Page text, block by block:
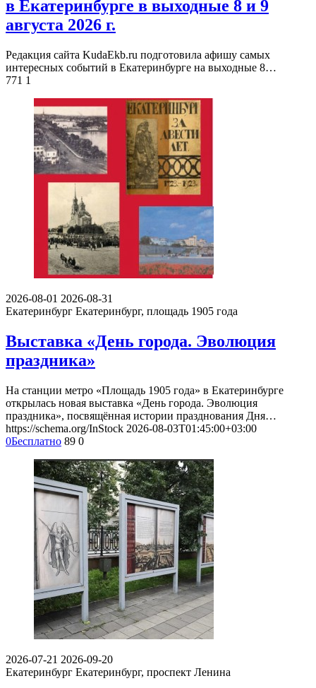
в Екатеринбурге в выходные 8 и 9
августа 2026 г.
Редакция сайта KudaEkb.ru подготовила афишу самых
интересных событий в Екатеринбурге на выходные 8…
771 1
2026-08-01 2026-08-31
Екатеринбург Екатеринбург, площадь 1905 года
Выставка «День города. Эволюция
праздника»
На станции метро «Площадь 1905 года» в Екатеринбурге
открылась новая выставка «День города. Эволюция
праздника», посвящённая истории празднования Дня…
https://schema.org/InStock 2026-08-03T01:45:00+03:00
0Бесплатно 89 0
2026-07-21 2026-09-20
Екатеринбург Екатеринбург, проспект Ленина